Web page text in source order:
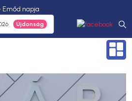
Emőd napja